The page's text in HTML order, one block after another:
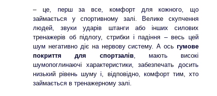
– це, перш за все, комфорт для кожного, що
займається у спортивному залі. Велике скупчення
людей, звуки ударів штанги або інших силових
тренажерів об підлогу, стрибки і падіння – весь цей
шум негативно діє на нервову систему. А ось гумове
покриття для спортзалів, мають високі
шумопоглинаючі характеристики, забезпечать досить
низький рівень шуму і, відповідно, комфорт тим, хто
займається в тренажерному залі.